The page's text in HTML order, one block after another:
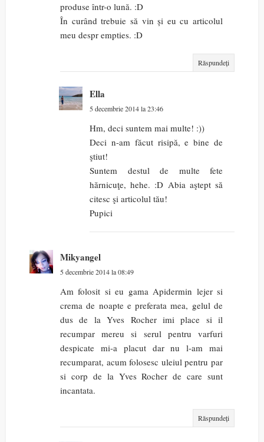
produse într-o lună. :D
În curând trebuie să vin și eu cu articolul
meu despr empties. :D
Răspundeți
Ella
5 decembrie 2014 la 23:46
Hm, deci suntem mai multe! :))
Deci n-am făcut risipă, e bine de
ştiut!
Suntem destul de multe fete
hărnicuţe, hehe. :D Abia aştept să
citesc şi articolul tău!
Pupici
Mikyangel
5 decembrie 2014 la 08:49
Am folosit si eu gama Apidermin lejer si
crema de noapte e preferata mea, gelul de
dus de la Yves Rocher imi place si il
recumpar mereu si serul pentru varfuri
despicate mi-a placut dar nu l-am mai
recumparat, acum folosesc uleiul pentru par
si corp de la Yves Rocher de care sunt
incantata.
Răspundeți